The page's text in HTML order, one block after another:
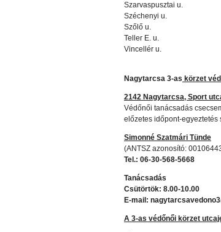
Szarvaspusztai u.
Széchenyi u.
Szőlő u.
Teller E. u.
Vincellér u.
Nagytarcsa 3-as körzet
2142 Nagytarcsa, Sport
Védőnői tanácsadás
előzetes időpont-egyeztetés
Simonné Szatmári Tünde
(ANTSZ azonosító:
Tel.: 06-30-568-5668
Tanácsadás
Csütörtök: 8.00-10.00
E-mail:
A 3-as védőnői körzet